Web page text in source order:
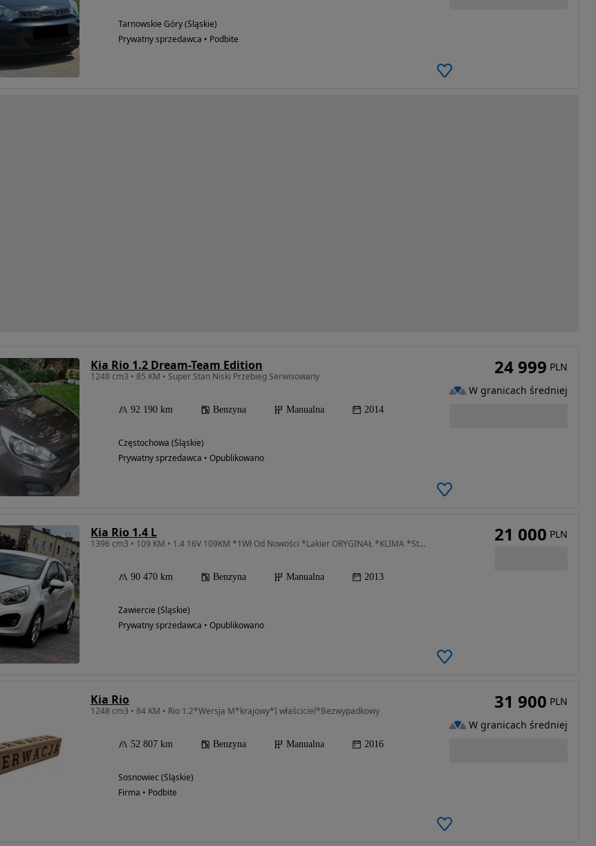
Tarnowskie Góry (Śląskie)
Prywatny sprzedawca • Podbite
Kia Rio 1.2 Dream-Team Edition
1248 cm3 • 85 KM • Super Stan Niski Przebieg Serwisowany
92 190 km Benzyna Manualna 2014
Częstochowa (Śląskie)
Prywatny sprzedawca • Opublikowano
24 999 PLN
W granicach średniej
Kia Rio 1.4 L
1396 cm3 • 109 KM • 1.4 16V 109KM *1Wł Od Nowości *Lakier ORYGINAŁ *KLIMA *Stan IDEALNY
90 470 km Benzyna Manualna 2013
Zawiercie (Śląskie)
Prywatny sprzedawca • Opublikowano
21 000 PLN
Kia Rio
1248 cm3 • 84 KM • Rio 1.2*Wersja M*krajowy*I właściciel*Bezwypadkowy
52 807 km Benzyna Manualna 2016
Sosnowiec (Śląskie)
Firma • Podbite
31 900 PLN
W granicach średniej